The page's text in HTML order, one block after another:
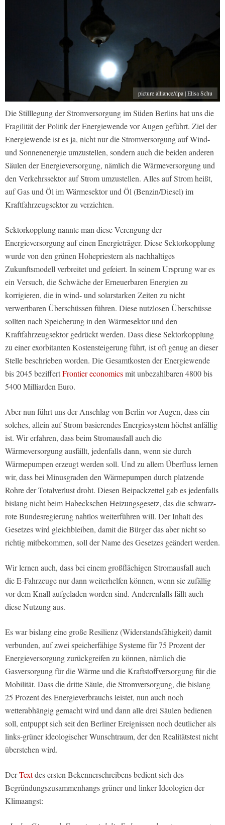
picture alliance/dpa | Elisa Schu
Die Stilllegung der Stromversorgung im Süden Berlins hat uns die
Fragilität der Politik der Energiewende vor Augen geführt. Ziel der
Energiewende ist es ja, nicht nur die Stromversorgung auf Wind-
und Sonnenenergie umzustellen, sondern auch die beiden anderen
Säulen der Energieversorgung, nämlich die Wärmeversorgung und
den Verkehrssektor auf Strom umzustellen. Alles auf Strom heißt,
auf Gas und Öl im Wärmesektor und Öl (Benzin/Diesel) im
Kraftfahrzeugsektor zu verzichten.
Sektorkopplung nannte man diese Verengung der
Energieversorgung auf einen Energieträger. Diese Sektorkopplung
wurde von den grünen Hohepriestern als nachhaltiges
Zukunftsmodell verbreitet und gefeiert. In seinem Ursprung war es
ein Versuch, die Schwäche der Erneuerbaren Energien zu
korrigieren, die in wind- und solarstarken Zeiten zu nicht
verwertbaren Überschüssen führen. Diese nutzlosen Überschüsse
sollten nach Speicherung in den Wärmesektor und den
Kraftfahrzeugsektor gedrückt werden. Dass diese Sektorkopplung
zu einer exorbitanten Kostensteigerung führt, ist oft genug an dieser
Stelle beschrieben worden. Die Gesamtkosten der Energiewende
bis 2045 beziffertFrontier economicsmit unbezahlbaren 4800 bis
5400 Milliarden Euro.
Aber nun führt uns der Anschlag von Berlin vor Augen, dass ein
solches, allein auf Strom basierendes Energiesystem höchst anfällig
ist. Wir erfahren, dass beim Stromausfall auch die
Wärmeversorgung ausfällt, jedenfalls dann, wenn sie durch
Wärmepumpen erzeugt werden soll. Und zu allem Überfluss lernen
wir, dass bei Minusgraden den Wärmepumpen durch platzende
Rohre der Totalverlust droht. Diesen Beipackzettel gab es jedenfalls
bislang nicht beim Habeckschen Heizungsgesetz, das die schwarz-
rote Bundesregierung nahtlos weiterführen will. Der Inhalt des
Gesetzes wird gleichbleiben, damit die Bürger das aber nicht so
richtig mitbekommen, soll der Name des Gesetzes geändert werden.
Wir lernen auch, dass bei einem großflächigen Stromausfall auch
die E-Fahrzeuge nur dann weiterhelfen können, wenn sie zufällig
vor dem Knall aufgeladen worden sind. Anderenfalls fällt auch
diese Nutzung aus.
Es war bislang eine große Resilienz (Widerstandsfähigkeit) damit
verbunden, auf zwei speicherfähige Systeme für 75 Prozent der
Energieversorgung zurückgreifen zu können, nämlich die
Gasversorgung für die Wärme und die Kraftstoffversorgung für die
Mobilität. Dass die dritte Säule, die Stromversorgung, die bislang
25 Prozent des Energieverbrauchs leistet, nun auch noch
wetterabhängig gemacht wird und dann alle drei Säulen bedienen
soll, entpuppt sich seit den Berliner Ereignissen noch deutlicher als
links-grüner ideologischer Wunschtraum, der den Realitätstest nicht
überstehen wird.
DerTextdes ersten Bekennerschreibens bedient sich des
Begründungszusammenhangs grüner und linker Ideologien der
Klimaangst: